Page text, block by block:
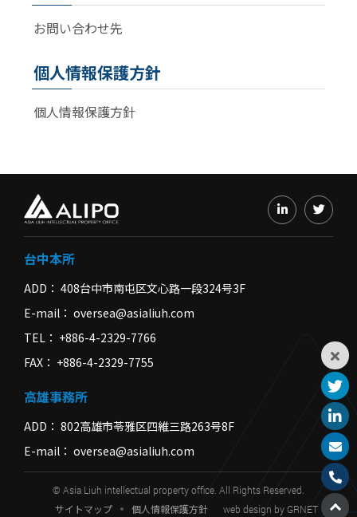
お問い合わせ先
個人情報保護方針
個人情報保護方針
台中本所
ADD
408台中市南屯区文心路一段324号3F
E-mail
oversea@asialiuh.com
TEL
+886-4-2329-7766
FAX
+886-4-2329-7755
高雄事務所
ADD
802高雄市苓雅区四維三路263号8F
E-mail
oversea@asialiuh.com
© Asia Liuh intellectual property office. All Rights Reserved.
サイトマップ
個人情報保護方針 web design by GRNET